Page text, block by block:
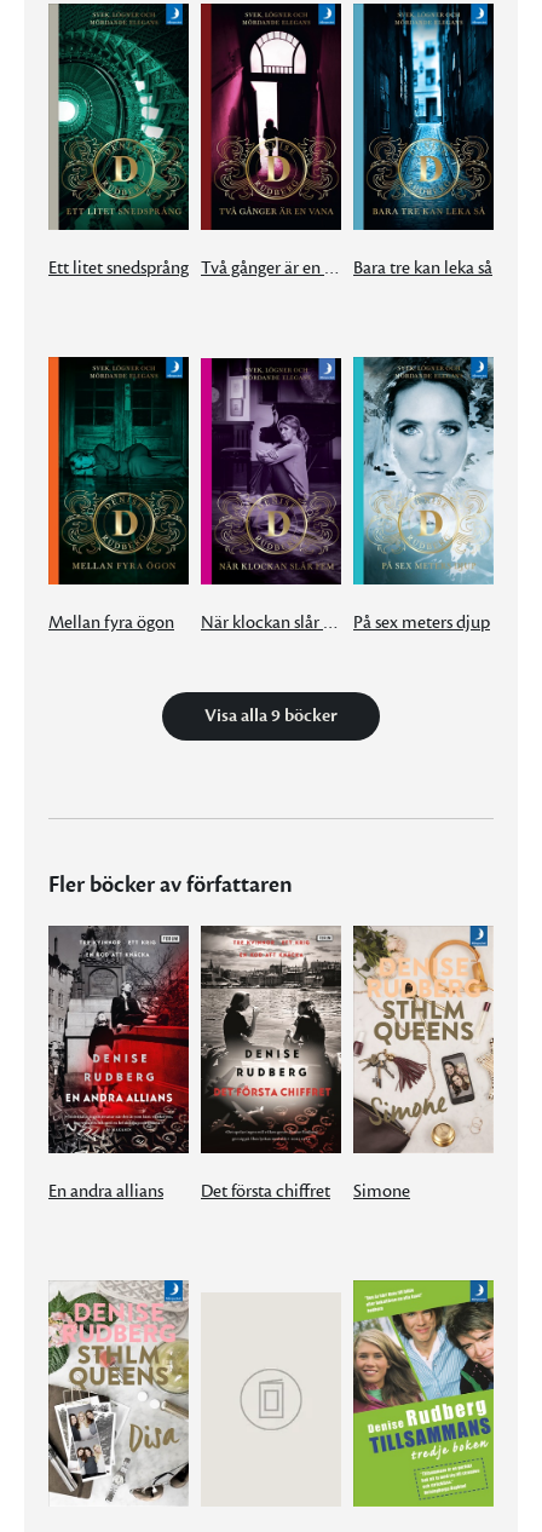
Ett litet snedsprång Två gånger är en vana Bara tre kan leka så
Mellan fyra ögon När klockan slår fem På sex meters djup
Visa alla 9 böcker
Fler böcker av författaren
En andra allians Det första chiffret Simone